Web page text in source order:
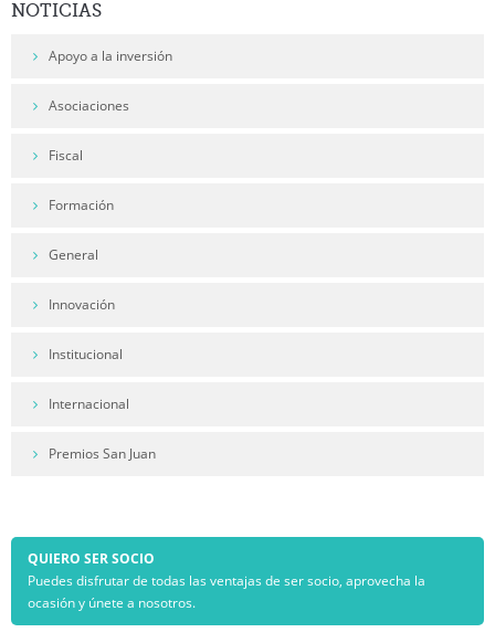
NOTICIAS
Apoyo a la inversión
Asociaciones
Fiscal
Formación
General
Innovación
Institucional
Internacional
Premios San Juan
QUIERO SER SOCIO
Puedes disfrutar de todas las ventajas de ser socio, aprovecha la
ocasión y únete a nosotros.